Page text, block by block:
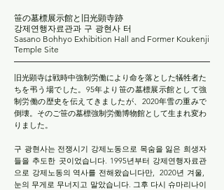
笹の墓標展示館と旧光顕寺跡
강제연행자료관과 구 광현사 터
Sasano Bohhyo Exhibition Hall and Former Koukenji
Temple Site
旧光顕寺は戦時中強制労働により命を落とした犠牲者た
ちを弔う場でした。95年より笹の墓標展示館として強
制労働の歴史を伝えてきましたが、2020年雪の重みで
倒壊。そのご笹の墓標強制労働博物館として生まれ変わ
りました。
구 광현사는 전쟁시기 강제노동으로 목숨을 잃은 희생자
들을 추도한 곳이었습니다. 1995년부터 강제연행자료관
으로 강제노동의 역사를 전해왔습니다만, 2020년 겨울,
눈의 무게로 무너지고 말았습니다. 그후 다시 슈마리나이